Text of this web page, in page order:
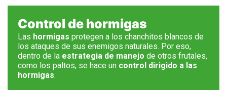
Control de hormigas
Las hormigas protegen a los chanchitos blancos de
los ataques de sus enemigos naturales. Por eso,
dentro de la estrategia de manejo de otros frutales,
como los paltos, se hace un control dirigido a las
hormigas.